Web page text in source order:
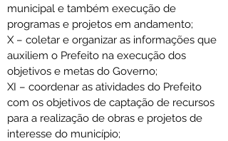
municipal e também execução de
programas e projetos em andamento;
X – coletar e organizar as informações que
auxiliem o Prefeito na execução dos
objetivos e metas do Governo;
XI – coordenar as atividades do Prefeito
com os objetivos de captação de recursos
para a realização de obras e projetos de
interesse do município;